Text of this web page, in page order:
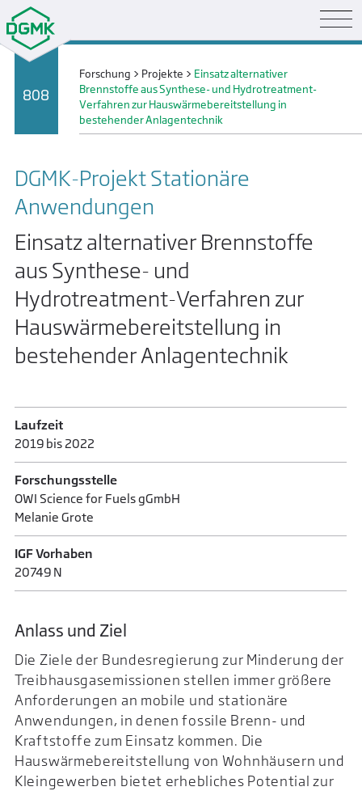
808
Forschung > Projekte > Einsatz alternativer
Brennstoffe aus Synthese- und Hydrotreatment-
Verfahren zur Hauswärmebereitstellung in
bestehender Anlagentechnik
DGMK-Projekt Stationäre
Anwendungen
Einsatz alternativer Brennstoffe
aus Synthese- und
Hydrotreatment-Verfahren zur
Hauswärmebereitstellung in
bestehender Anlagentechnik
Laufzeit
2019 bis 2022
Forschungsstelle
OWI Science for Fuels gGmbH
Melanie Grote
IGF Vorhaben
20749 N
Anlass und Ziel
Die Ziele der Bundesregierung zur Minderung der
Treibhausgasemissionen stellen immer größere
Anforderungen an mobile und stationäre
Anwendungen, in denen fossile Brenn- und
Kraftstoffe zum Einsatz kommen. Die
Hauswärmebereitstellung von Wohnhäusern und
Kleingewerben bietet erhebliches Potential zur